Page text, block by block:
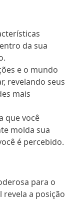
da sua
e o mundo
revelando seus
mais
que você
molda sua
é percebido.
para o
a posição